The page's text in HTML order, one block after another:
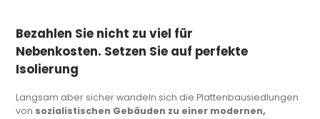
Bezahlen Sie nicht zu viel für
Nebenkosten. Setzen Sie auf perfekte
Isolierung
Langsam aber sicher wandeln sich die Plattenbausiedlungen
von sozialistischen Gebäuden zu einer modernen,